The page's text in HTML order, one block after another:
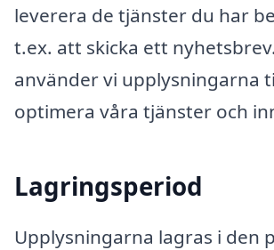
leverera de tjänster du har
t.ex. att skicka ett
använder vi upplysningarna
optimera våra tjänster och
Lagringsperiod
Upplysningarna lagras i den